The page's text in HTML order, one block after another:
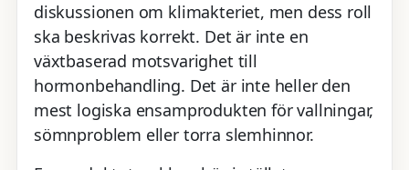
diskussionen om klimakteriet, men dess roll
ska beskrivas korrekt. Det är inte en
växtbaserad motsvarighet till
hormonbehandling. Det är inte heller den
mest logiska ensamprodukten för vallningar,
sömnproblem eller torra slemhinnor.